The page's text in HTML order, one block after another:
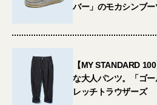
バー」のモカシンブー
【MY STANDARD
な大人パンツ。「ゴ
レッチトラウザーズ